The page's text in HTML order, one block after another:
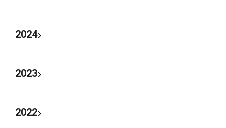
2024
2023
2022